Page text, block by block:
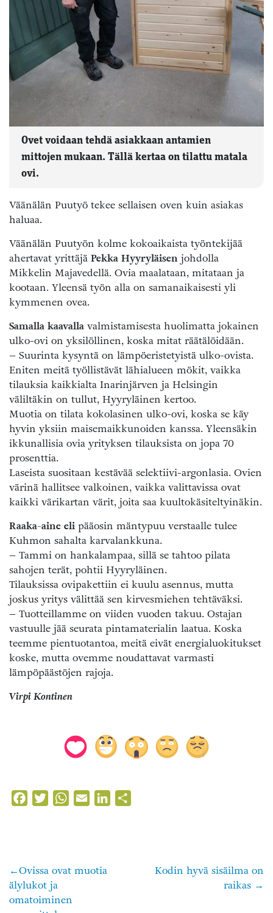
Ovet voidaan tehdä asiakkaan antamien
mittojen mukaan. Tällä kertaa on tilattu matala
ovi.
Väänälän Puutyö tekee sellaisen oven kuin asiakas
haluaa.
Väänälän Puutyön kolme kokoaikaista työntekijää
ahertavat yrittäjä Pekka Hyyryläisen johdolla
Mikkelin Majavedellä. Ovia maalataan, mitataan ja
kootaan. Yleensä työn alla on samanaikaisesti yli
kymmenen ovea.
Samalla kaavalla valmistamisesta huolimatta jokainen
ulko-ovi on yksilöllinen, koska mitat räätälöidään.
– Suurinta kysyntä on lämpöeristetyistä ulko-ovista.
Eniten meitä työllistävät lähialueen mökit, vaikka
tilauksia kaikkialta Inarinjärven ja Helsingin
väliltäkin on tullut, Hyyryläinen kertoo.
Muotia on tilata kokolasinen ulko-ovi, koska se käy
hyvin yksiin maisemaikkunoiden kanssa. Yleensäkin
ikkunallisia ovia yrityksen tilauksista on jopa 70
prosenttia.
Laseista suositaan kestävää selektiivi-argonlasia. Ovien
värinä hallitsee valkoinen, vaikka valittavissa ovat
kaikki värikartan värit, joita saa kuultokäsiteltyinäkin.
Raaka-aine eli pääosin mäntypuu verstaalle tulee
Kuhmon sahalta karvalankkuna.
– Tammi on hankalampaa, sillä se tahtoo pilata
sahojen terät, pohtii Hyyryläinen.
Tilauksissa ovipakettiin ei kuulu asennus, mutta
joskus yritys välittää sen kirvesmiehen tehtäväksi.
– Tuotteillamme on viiden vuoden takuu. Ostajan
vastuulle jää seurata pintamaterialin laatua. Koska
teemme pientuotantoa, meitä eivät energialuokitukset
koske, mutta ovemme noudattavat varmasti
lämpöpäästöjen rajoja.
Virpi Kontinen
FacebookTwitterWhatsApp
Email LinkedIn
Artikkelien
selaus
Ovissa ovat muotia
älylukot ja
omatoiminen
Kodin hyvä sisäilma on
raikas